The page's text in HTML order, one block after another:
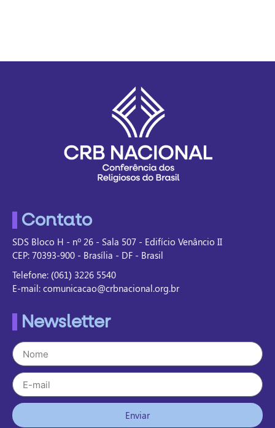
Contato
SDS Bloco H - nº 26 - Sala 507 - Edifício Venâncio II
CEP: 70393-900 - Brasília - DF - Brasil
Telefone: (061) 3226 5540
E-mail: comunicacao@crbnacional.org.br
Newsletter
Enviar